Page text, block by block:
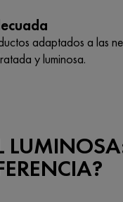
adaptados a las
y luminosa.